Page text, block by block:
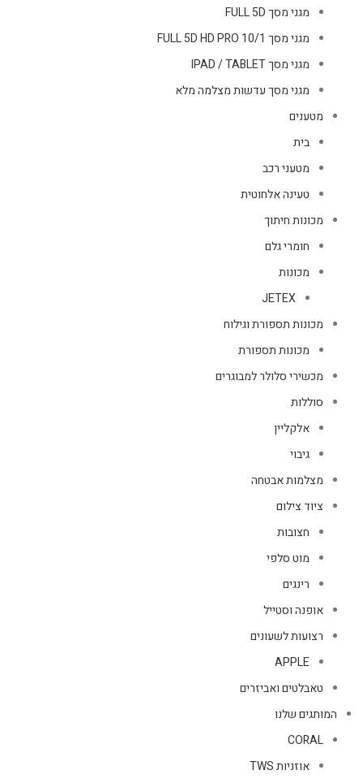
מגני מסך FULL 5D
מגני מסך FULL 5D HD PRO 10/1
מגני מסך IPAD / TABLET
מגני מסך עדשות מצלמה מלא
מטענים
בית
מטעני רכב
טעינה אלחוטית
מכונות חיתוך
חומרי גלם
מכונות
JETEX
מכונות תספורת וגילוח
מכונות תספורת
מכשירי סלולר למבוגרים
סוללות
אלקליין
גיבוי
מצלמות אבטחה
ציוד צילום
חצובות
מוט סלפי
רינגים
אופנה וסטייל
רצועות לשעונים
APPLE
טאבלטים ואביזרים
המותגים שלנו
CORAL
אוזניות TWS